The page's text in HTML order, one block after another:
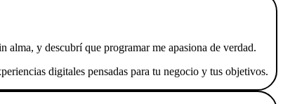
alma, y descubrí que programar me apasiona de verdad.
digitales pensadas para tu negocio y tus objetivos.